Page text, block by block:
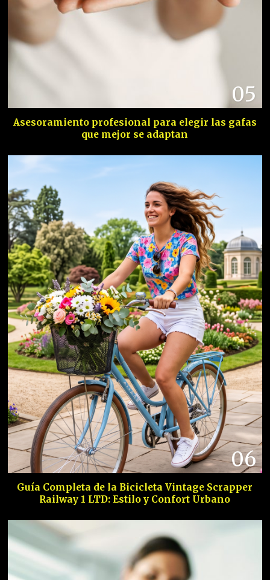
05
Asesoramiento profesional para elegir las gafas
que mejor se adaptan
06
Guía Completa de la Bicicleta Vintage Scrapper
Railway 1 LTD: Estilo y Confort Urbano